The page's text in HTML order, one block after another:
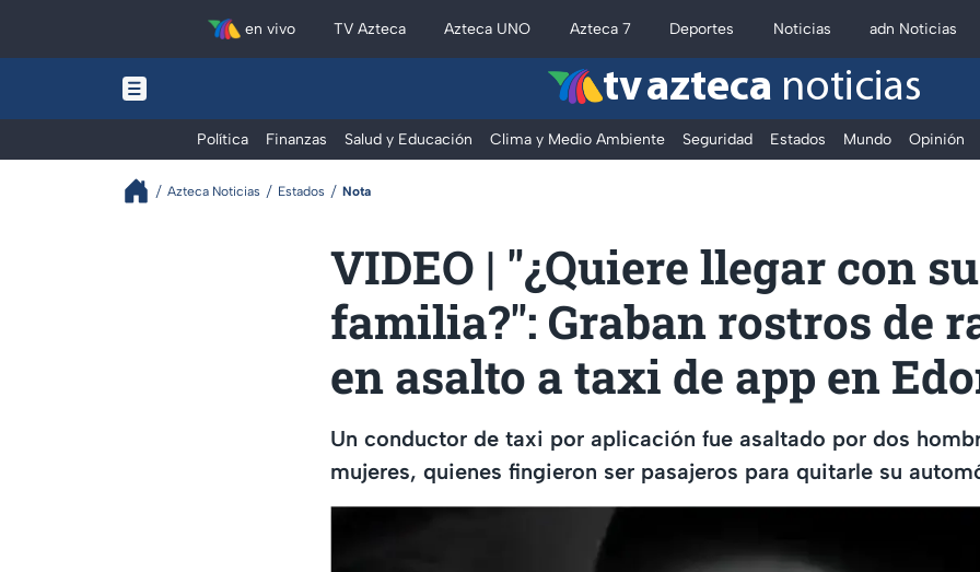
en vivo TV Azteca Azteca UNO Azteca 7 Deportes Noticias adn Noticias
tv azteca noticias
Política Finanzas Salud y Educación Clima y Medio Ambiente Seguridad Estados Mundo Opinión
Azteca Noticias Estados Nota
VIDEO | "¿Quiere llegar con su
familia?": Graban rostros de
en asalto a taxi de app en
Un conductor de taxi por aplicación fue asaltado por dos
mujeres, quienes fingieron ser pasajeros para quitarle su